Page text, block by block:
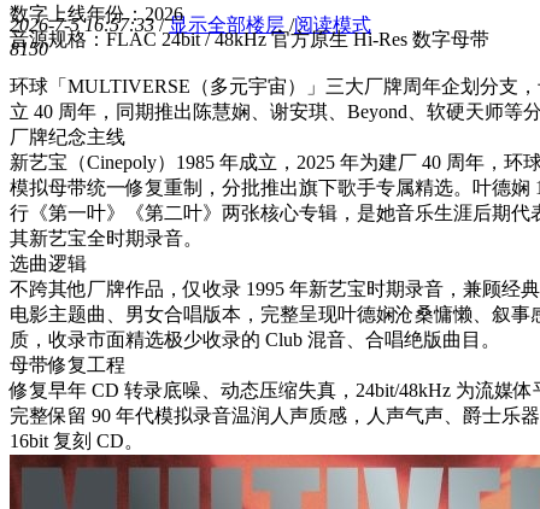
2026-7-5 16:57:33 / 显示全部楼层 /阅读模式
8150
数字上线年份：2026
音源规格：FLAC 24bit / 48kHz 官方原生 Hi-Res 数字母带
环球「MULTIVERSE（多元宇宙）」三大厂牌周年企划分支
立 40 周年，同期推出陈慧娴、谢安琪、Beyond、软硬天师等
厂牌纪念主线
新艺宝（Cinepoly）1985 年成立，2025 年为建厂 40 周年，环
模拟母带统一修复重制，分批推出旗下歌手专属精选。叶德娴
行《第一叶》《第二叶》两张核心专辑，是她音乐生涯后期代
其新艺宝全时期录音。
选曲逻辑
不跨其他厂牌作品，仅收录 1995 年新艺宝时期录音，兼顾经
电影主题曲、男女合唱版本，完整呈现叶德娴沧桑慵懒、叙事
质，收录市面精选极少收录的 Club 混音、合唱绝版曲目。
母带修复工程
修复早年 CD 转录底噪、动态压缩失真，24bit/48kHz 为流媒体
完整保留 90 年代模拟录音温润人声质感，人声气声、爵士乐
16bit 复刻 CD。